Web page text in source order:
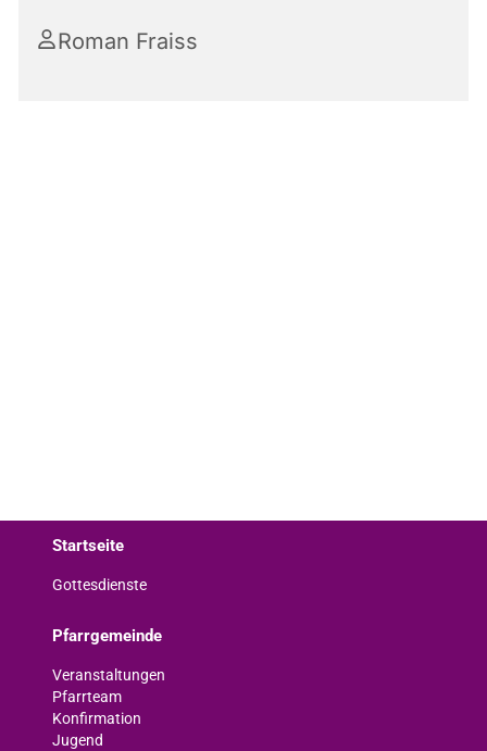
Roman Fraiss
Startseite
Gottesdienste
Pfarrgemeinde
Veranstaltungen
Pfarrteam
Konfirmation
Jugend